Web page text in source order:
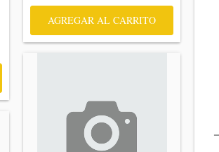
AGREGAR AL CARRITO